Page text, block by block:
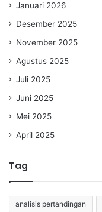
Januari 2026
Desember 2025
November 2025
Agustus 2025
Juli 2025
Juni 2025
Mei 2025
April 2025
Tag
analisis pertandingan